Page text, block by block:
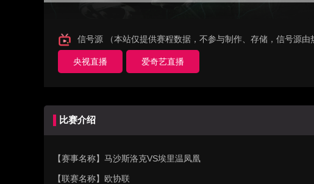
信号源 （本站仅提供赛程数据，不参与制作、存储，信号源由
央视直播 爱奇艺直播
比赛介绍
【赛事名称】 马沙斯洛克VS埃里温凤凰
【联赛名称】 欧协联